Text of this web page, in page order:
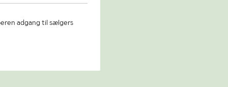
adgang til sælgers